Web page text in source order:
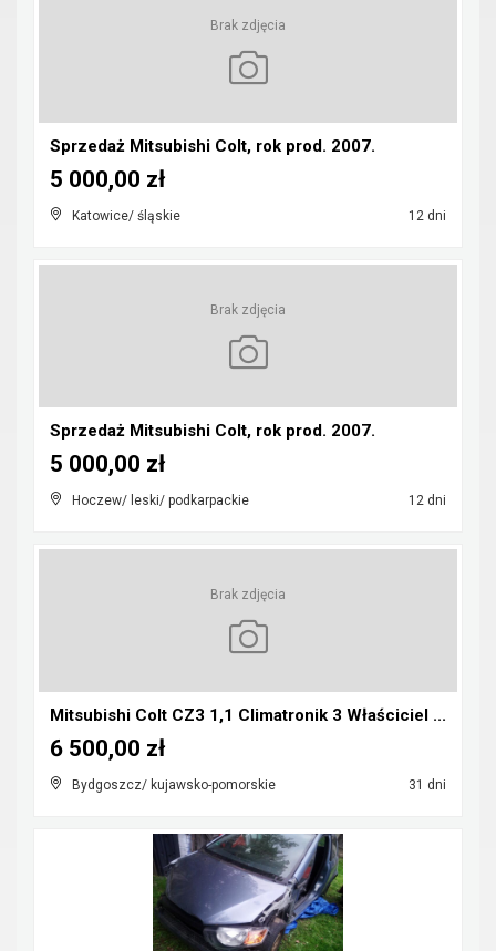
Brak zdjęcia
Sprzedaż Mitsubishi Colt, rok prod. 2007.
Katowice/ śląskie 12 dni
5 000,00 zł
Brak zdjęcia
Sprzedaż Mitsubishi Colt, rok prod. 2007.
Hoczew/ leski/ podkarpackie 12 dni
5 000,00 zł
Brak zdjęcia
Mitsubishi Colt CZ3 1,1 Climatronik 3 Właściciel ...
Bydgoszcz/ kujawsko-pomorskie 31 dni
6 500,00 zł